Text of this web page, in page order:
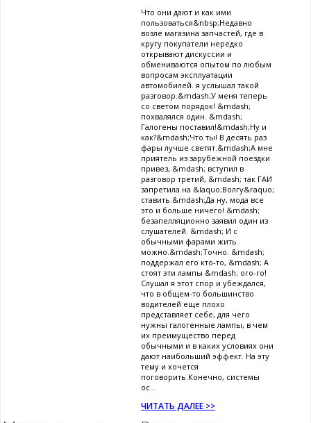
Что они дают и как ими
пользоваться&nbsp;Недавно
возле магазина запчастей, где в
кругу покупатели нередко
открывают дискуссии и
обмениваются опытом по любым
вопросам эксплуатации
автомобилей. я услышал такой
разговор.&mdash;У меня теперь
со светом порядок! &mdash;
похвалялся один. &mdash;
Галогены поставил!&mdash;Ну и
как?&mdash;Что ты! В десять раз
фары лучше светят.&mdash;А мне
приятель из зарубежной поездки
привез, &mdash; вступил в
разговор третий, &mdash; так ГАИ
запретила на &laquo;Волгу&raquo;
ставить.&mdash;Да ну, мода все
это и больше ничего! &mdash;
безапелляционно заявил один из
слушателей. &mdash; И с
обычными фарами жить
можно.&mdash;Точно. &mdash;
поддержал его кто-то, &mdash; А
стоят эти лампы &mdash; ого-го!
Слушал я этот спор и убеждался,
что в общем-то большинство
водителей еще плохо
представляет себе, для чего
нужны галогенные лампы, в чем
их преимущество перед
обычными и в каких условиях они
дают наибольший эффект. На эту
тему и хочется
поговорить.Конечно, системы
ос...
ЧИТАТЬ ДАЛЕЕ >>